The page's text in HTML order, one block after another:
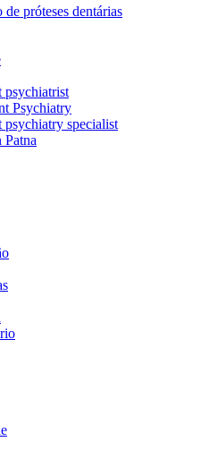
próteses dentárias
psychiatrist
Psychiatry
psychiatry specialist